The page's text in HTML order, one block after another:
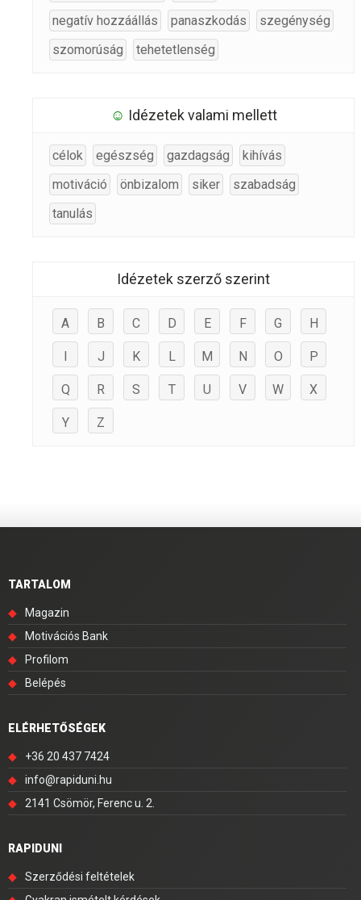
negatív hozzáállás
panaszkodás
szegénység
szomorúság
tehetetlenség
☺ Idézetek valami mellett
célok egészség gazdagság
kihívás
motiváció
önbizalom siker
szabadság
tanulás
Idézetek szerző szerint
A B C D E F G H
I J K L M N O P
Q R S T U V W X
Y Z
TARTALOM
◆
Magazin
◆
Motivációs Bank
◆
Profilom
◆
Belépés
ELÉRHETŐSÉGEK
◆
+36 20 437 7424
◆
info@rapiduni.hu
◆
2141 Csömör, Ferenc u. 2.
RAPIDUNI
◆
Szerződési feltételek